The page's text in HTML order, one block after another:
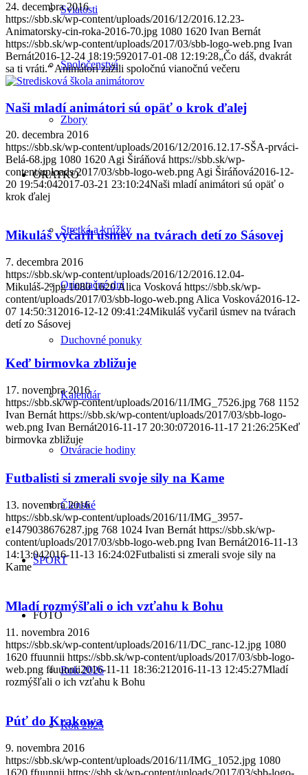
Sviatosti
Spoločenstvá
Zbory
ORATKO
Stretká a krúžky
Orientačné dni
Duchovné ponuky
Kalendár
Otváracie hodiny
Členské
ŠPORT
FOTO
Rok 2026
Rok 2025
24. decembra 2016
https://sbb.sk/wp-content/uploads/2016/12/2016.12.23-
Animatorsky-cin-roka-2016-70.jpg 1080 1620 Ivan Bernát
https://sbb.sk/wp-content/uploads/2017/03/sbb-logo-web.png Ivan
Bernát2016-12-24 18:19:592017-01-08 12:19:28„Čo dáš, dvakrát
sa ti vráti.“ Animátori zažili spoločnú vianočnú večeru
Naši mladí animátori sú opäť o krok ďalej
20. decembra 2016
https://sbb.sk/wp-content/uploads/2016/12/2016.12.17-SŠA-prváci-
Belá-68.jpg 1080 1620 Agi Širáňová https://sbb.sk/wp-
content/uploads/2017/03/sbb-logo-web.png Agi Širáňová2016-12-
20 19:54:042017-03-21 23:10:24Naši mladí animátori sú opäť o
krok ďalej
Mikuláš vyčaril úsmev na tvárach detí zo Sásovej
7. decembra 2016
https://sbb.sk/wp-content/uploads/2016/12/2016.12.04-
Mikuláš-2.jpg 1080 1620Alica Vosková https://sbb.sk/wp-
content/uploads/2017/03/sbb-logo-web.png Alica Vosková2016-12-
07 14:50:31 2016-12-12 09:41:24Mikuláš vyčaril úsmev na tvárach
detí zo Sásovej
Keď birmovka zbližuje
17. novembra 2016
https://sbb.sk/wp-content/uploads/2016/11/IMG_7526.jpg 768 1152
Ivan Bernát https://sbb.sk/wp-content/uploads/2017/03/sbb-logo-
web.png Ivan Bernát2016-11-17 20:30:072016-11-17 21:26:25Keď
birmovka zbližuje
Futbalisti si zmerali svoje sily na Kame
13. novembra 2016
https://sbb.sk/wp-content/uploads/2016/11/IMG_3957-
e1479038676287.jpg 768 1024 Ivan Bernát https://sbb.sk/wp-
content/uploads/2017/03/sbb-logo-web.png Ivan Bernát2016-11-13
14:13:042016-11-13 16:24:02Futbalisti si zmerali svoje sily na
Kame
Mladí rozmýšľali o ich vzťahu k Bohu
11. novembra 2016
https://sbb.sk/wp-content/uploads/2016/11/DC_ranc-12.jpg 1080
1620 ffuunnii https://sbb.sk/wp-content/uploads/2017/03/sbb-logo-
web.png ffuunnii2016-11-11 18:36:21 2016-11-13 12:45:27Mladí
rozmýšľali o ich vzťahu k Bohu
Púť do Krakowa
9. novembra 2016
https://sbb.sk/wp-content/uploads/2016/11/IMG_1052.jpg 1080
1620 ffuunnii https://sbb.sk/wp-content/uploads/2017/03/sbb-logo-